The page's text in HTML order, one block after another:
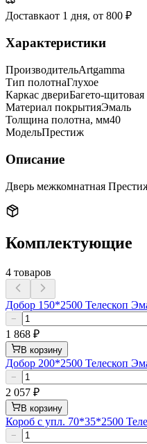
Доставкаот 1 дня, от 800 ₽
Характеристики
ПроизводительArtgamma
Тип полотнаГлухое
Каркас двериБагето-щитовая
Материал покрытияЭмаль
Толщина полотна, мм40
МодельПрестиж
Описание
Дверь межкомнатная
Комплектующие
4 товаров
Добор 150*2500 Телескоп
−
1 868 ₽
В корзину
Добор 200*2500 Телескоп
−
2 057 ₽
В корзину
Короб с упл. 70*35*2500
−